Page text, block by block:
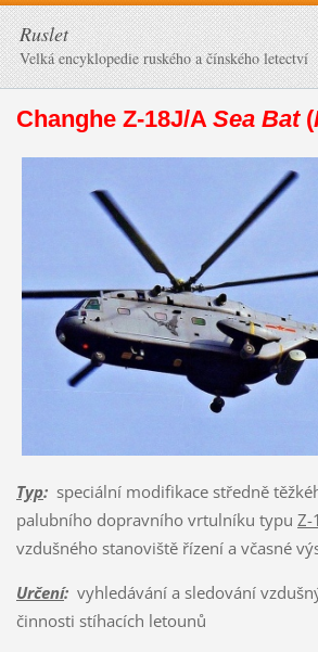
Ruslet
Velká encyklopedie ruského a čínského letectví
Changhe Z-18J/A Sea Bat (
Typ:speciální modifikace středně
palubního dopravního vrtulníku typu Z-
vzdušného stanoviště řízení a včasné
Určení:vyhledávání a sledování
činnosti stíhacích letounů